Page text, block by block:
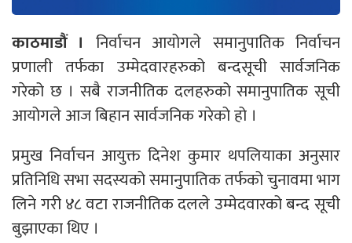
काठमाडौं । निर्वाचन आयोगले समानुपातिक निर्वाचन
प्रणाली तर्फका उम्मेदवारहरुको बन्दसूची सार्वजनिक
गरेको छ । सबै राजनीतिक दलहरुको समानुपातिक सूची
आयोगले आज बिहान सार्वजनिक गरेको हो ।
प्रमुख निर्वाचन आयुक्त दिनेश कुमार थपलियाका अनुसार
प्रतिनिधि सभा सदस्यको समानुपातिक तर्फको चुनावमा भाग
लिने गरी ४८ वटा राजनीतिक दलले उम्मेदवारको बन्द सूची
बुझाएका थिए ।